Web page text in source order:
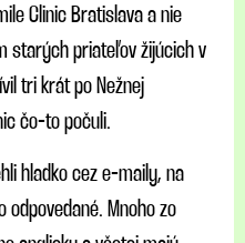
Clinic Bratislava a nie
starých priateľov žijúcich v
tri krát po Nežnej
čo-to počuli.
hladko cez e-maily, na
odpovedané. Mnoho zo